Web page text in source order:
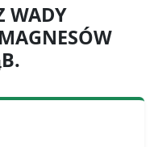
WADY
B.